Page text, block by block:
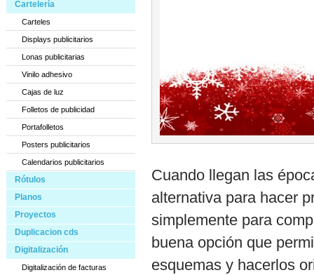
Cartelería
Carteles
Displays publicitarios
Lonas publicitarias
Vinilo adhesivo
Cajas de luz
Folletos de publicidad
Portafolletos
Posters publicitarios
Calendarios publicitarios
Rótulos
Planos
Proyectos
Duplicacion cds
Digitalización
Digitalización de facturas
Cuando llegan las
alternativa para hacer
simplemente para
buena opción que
esquemas y hacerlos